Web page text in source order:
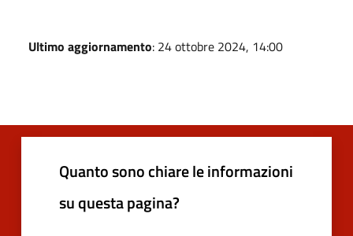
Ultimo aggiornamento: 24 ottobre 2024, 14:00
Quanto sono chiare le informazioni
su questa pagina?